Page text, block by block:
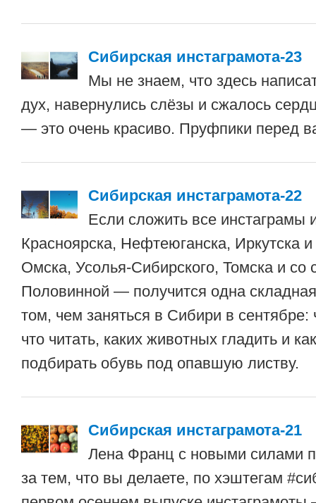
Сибирская инстаграмота-23
Мы не знаем, что здесь
дух, навернулись слёзы и сжалось
— это очень красиво. Пруфпики перед
Сибирская инстаграмота-22
Если сложить все инстаграмы
Красноярска, Нефтеюганска, Иркутска и
Омска, Усолья-Сибирского, Томска и со
Половинной — получится одна
том, чем заняться в Сибири в
что читать, каких животных гладить и
подбирать обувь под опавшую листву.
Сибирская инстаграмота-21
Лена Франц с новыми силами
за тем, что вы делаете, по хэштегам